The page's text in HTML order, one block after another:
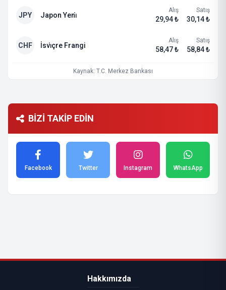
JPY Japon Yeni̇
Alış
29,94 ₺
Satış
30,14 ₺
CHF İsvi̇çre Frangi
Alış
58,47 ₺
Satış
58,84 ₺
Kaynak: T.C. Merkez Bankası
BİZİ TAKİP EDİN
Facebook Twitter Instagram WhatsApp
Hakkımızda